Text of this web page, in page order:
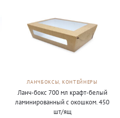
ЛАНЧБОКСЫ, КОНТЕЙНЕРЫ
Ланч-бокс 700 мл крафт-белый
ламинированный с окошком. 450
шт/ящ